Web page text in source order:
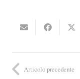
Articolo precedente